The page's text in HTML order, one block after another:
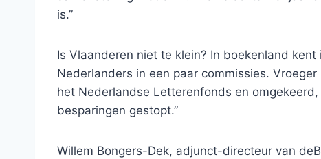
is.”
Is Vlaanderen niet te klein? In boekenland
Nederlanders in een paar commissies.
het Nederlandse Letterenfonds en
besparingen gestopt.”
Willem Bongers-Dek, adjunct-directeur van